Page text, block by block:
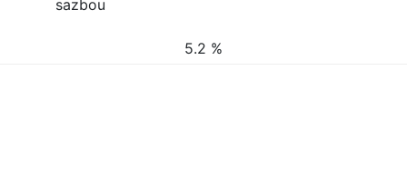
sazbou
5.2 %